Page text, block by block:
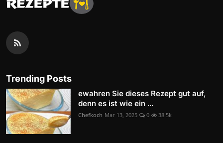
Trending Posts
ewahren Sie dieses Rezept gut auf,
denn es ist wie ein ...
Chefkoch Mar 13, 2025 0 38.5k